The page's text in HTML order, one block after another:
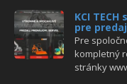
KCI
pre
Pre
kompletný
stránky